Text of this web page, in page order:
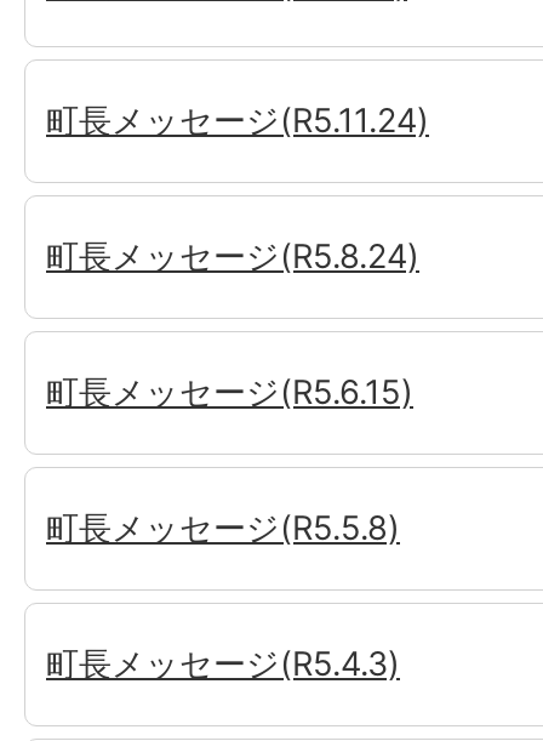
町長メッセージ(R5.11.24)
町長メッセージ(R5.8.24)
町長メッセージ(R5.6.15)
町長メッセージ(R5.5.8)
町長メッセージ(R5.4.3)